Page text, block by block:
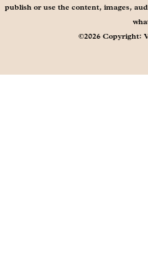
publish or use the content, images,
©2026 Copyright: